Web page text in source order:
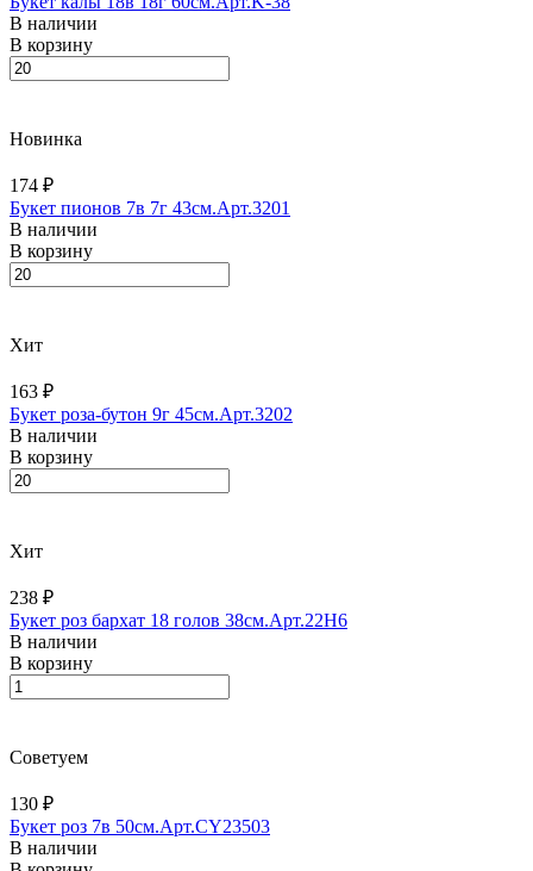
В наличии
В корзину
Новинка
174 ₽
Букет пионов 7в 7г 43см.Арт.3201
В наличии
В корзину
Хит
163 ₽
Букет роза-бутон 9г 45см.Арт.3202
В наличии
В корзину
Хит
238 ₽
Букет роз бархат 18 голов 38см.Арт.22H6
В наличии
В корзину
Советуем
130 ₽
Букет роз 7в 50см.Арт.CY23503
В наличии